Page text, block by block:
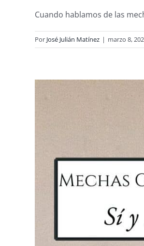
Cuando hablamos de las
Por José Julián Matínez | marzo 8,